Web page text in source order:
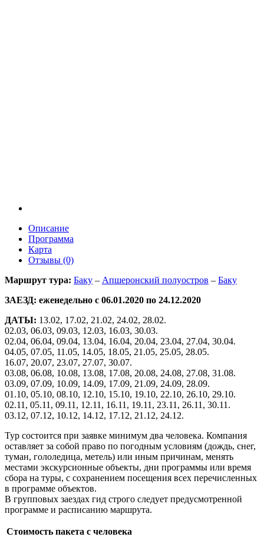
Описание
Программа
Карта
Отзывы (0)
Маршрут тура: Баку – Апшеронский полуостров – Баку
ЗАЕЗД: еженедельно с 06.01.2020 по 24.12.2020
ДАТЫ: 13.02, 17.02, 21.02, 24.02, 28.02.
02.03, 06.03, 09.03, 12.03, 16.03, 30.03.
02.04, 06.04, 09.04, 13.04, 16.04, 20.04, 23.04, 27.04, 30.04.
04.05, 07.05, 11.05, 14.05, 18.05, 21.05, 25.05, 28.05.
16.07, 20.07, 23.07, 27.07, 30.07.
03.08, 06.08, 10.08, 13.08, 17.08, 20.08, 24.08, 27.08, 31.08.
03.09, 07.09, 10.09, 14.09, 17.09, 21.09, 24.09, 28.09.
01.10, 05.10, 08.10, 12.10, 15.10, 19.10, 22.10, 26.10, 29.10.
02.11, 05.11, 09.11, 12.11, 16.11, 19.11, 23.11, 26.11, 30.11.
03.12, 07.12, 10.12, 14.12, 17.12, 21.12, 24.12.
Тур состоится при заявке минимум два человека. Компания
оставляет за собой право по погодным условиям (дождь, снег,
туман, гололедица, метель) или иным причинам, менять
местами экскурсионные объекты, дни программы или время
сбора на туры, с сохранением посещения всех перечисленных
в программе объектов.
В групповых заездах гид строго следует предусмотренной
программе и расписанию маршрута.
Стоимость пакета с человека